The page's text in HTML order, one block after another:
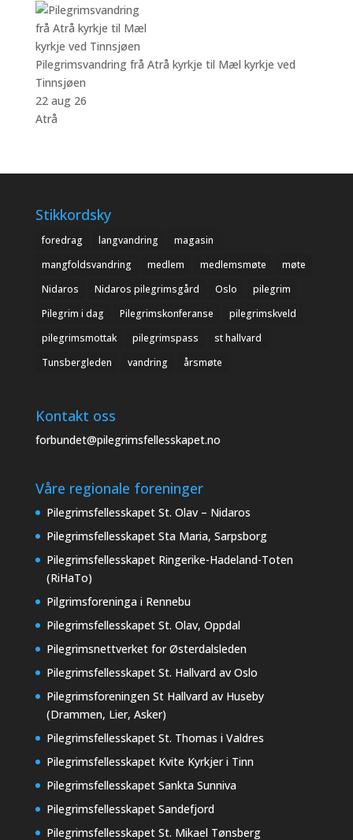
Pilegrimsvandring frå Atrå kyrkje til Mæl kyrkje ved
Tinnsjøen
22 aug 26
Atrå
Stikkordsky
foredrag langvandring
magasin
mangfoldsvandring
medlem medlemsmøte
møte
Nidaros
Nidaros pilegrimsgård Oslo
pilegrim
Pilegrim i dag
Pilegrimskonferanse
pilegrimskveld
pilegrimsmottak
pilegrimspass
st hallvard
Tunsbergleden
vandring årsmøte
Kontakt oss
forbundet@pilegrimsfellesskapet.no
Våre regionale foreninger
Pilegrimsfellesskapet St. Olav – Nidaros
Pilegrimsfellesskapet Sta Maria, Sarpsborg
Pilegrimsfellesskapet Ringerike-Hadeland-Toten
(RiHaTo)
Pilgrimsforeninga i Rennebu
Pilegrimsfellesskapet St. Olav, Oppdal
Pilegrimsnettverket for Østerdalsleden
Pilegrimsfellesskapet St. Hallvard av Oslo
Pilegrimsforeningen St Hallvard av Huseby
(Drammen, Lier, Asker)
Pilegrimsfellesskapet St. Thomas i Valdres
Pilegrimsfellesskapet Kvite Kyrkjer i Tinn
Pilegrimsfellesskapet Sankta Sunniva
Pilegrimsfellesskapet Sandefjord
Pilegrimsfellesskapet St. Mikael Tønsberg